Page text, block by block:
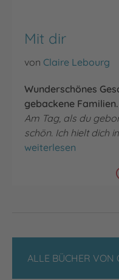
Mit dir
von Claire Lebourg
Wunderschönes
gebackene Familien.
Am Tag, als du
schön. Ich hielt dich
Mit dir
weiterlesen
ALLE BÜCHER VON